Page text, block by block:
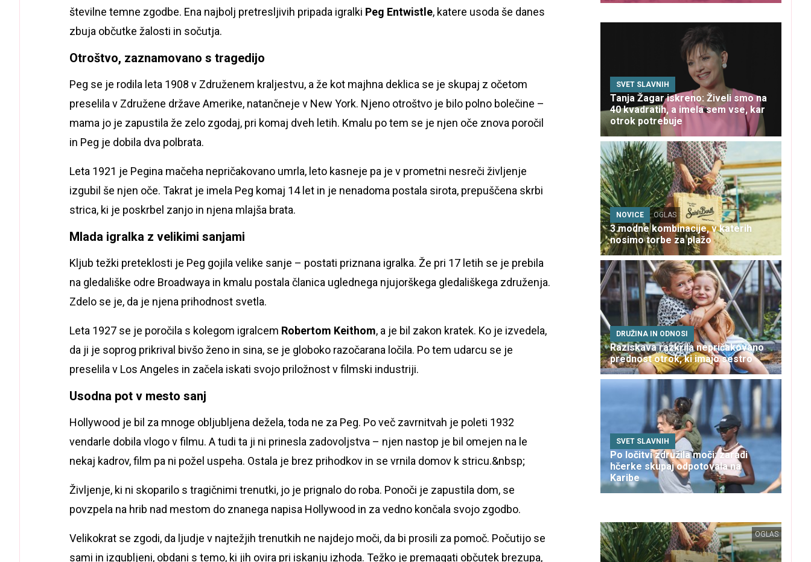
številne temne zgodbe. Ena najbolj pretresljivih pripada igralki Peg Entwistle, katere usoda še danes
zbuja občutke žalosti in sočutja.
Otroštvo, zaznamovano s tragedijo
Peg se je rodila leta 1908 v Združenem kraljestvu, a že kot majhna deklica se je skupaj z očetom
preselila v Združene države Amerike, natančneje v New York. Njeno otroštvo je bilo polno bolečine –
mama jo je zapustila že zelo zgodaj, pri komaj dveh letih. Kmalu po tem se je njen oče znova poročil
in Peg je dobila dva polbrata.
Leta 1921 je Pegina mačeha nepričakovano umrla, leto kasneje pa je v prometni nesreči življenje
izgubil še njen oče. Takrat je imela Peg komaj 14 let in je nenadoma postala sirota, prepuščena skrbi
strica, ki je poskrbel zanjo in njena mlajša brata.
Mlada igralka z velikimi sanjami
Kljub težki preteklosti je Peg gojila velike sanje – postati priznana igralka. Že pri 17 letih se je prebila
na gledališke odre Broadwaya in kmalu postala članica uglednega njujorškega gledališkega združenja.
Zdelo se je, da je njena prihodnost svetla.
Leta 1927 se je poročila s kolegom igralcem Robertom Keithom, a je bil zakon kratek. Ko je izvedela,
da ji je soprog prikrival bivšo ženo in sina, se je globoko razočarana ločila. Po tem udarcu se je
preselila v Los Angeles in začela iskati svojo priložnost v filmski industriji.
Usodna pot v mesto sanj
Hollywood je bil za mnoge obljubljena dežela, toda ne za Peg. Po več zavrnitvah je poleti 1932
vendarle dobila vlogo v filmu. A tudi ta ji ni prinesla zadovoljstva – njen nastop je bil omejen na le
nekaj kadrov, film pa ni požel uspeha. Ostala je brez prihodkov in se vrnila domov k stricu.&nbsp;
Življenje, ki ni skoparilo s tragičnimi trenutki, jo je prignalo do roba. Ponoči je zapustila dom, se
povzpela na hrib nad mestom do znanega napisa Hollywood in za vedno končala svojo zgodbo.
Velikokrat se zgodi, da ljudje v najtežjih trenutkih ne najdejo moči, da bi prosili za pomoč. Počutijo se
sami in izgubljeni, obdani s temo, ki jih ovira pri iskanju izhoda. Težko je premagati občutek brezupa,
SVET SLAVNIH
Tanja Žagar iskreno: Živeli smo na
40 kvadratih, a imela sem vse, kar
otrok potrebuje
NOVICE OGLAS
3 modne kombinacije, v katerih
nosimo torbe za plažo
DRUŽINA IN ODNOSI
Raziskava razkrila nepričakovano
prednost otrok, ki imajo sestro
SVET SLAVNIH
Po ločitvi združila moči: zaradi
hčerke skupaj odpotovala na
Karibe
OGLAS